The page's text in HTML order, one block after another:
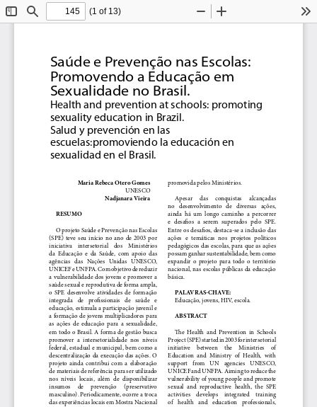
ToggleFind
(1 of 13)
Zoom
Maria Rebeca Otero Gomes
UNESCO
Nadjanara Vieira
RESUMO
O projeto Saúde e Prevenção nas Escolas
(SPE)  teve  seu  início  no  ano  de  2003  por
iniciativa    intersetorial    dos    Ministérios
da  Educação  e  da  Saúde,  com  apoio  das
agências   das   Nações   Unidas   UNESCO,
UNICEF e UNFPA. Com objetivo de reduzir
a vulnerabilidade dos jovens e promover a
saúde sexual e reprodutiva de forma ampla,
o  SPE  desenvolve  atividades  de  formação
integrada   de   pro* ssionais   de   saúde   e
educação, estimula a participação juvenil e
a formação de jovens multiplicadores para
as  ações  de  educação  para  a  sexualidade,
em todo o Brasil. A forma de gestão busca
promover  a  intersetorialidade  nos  níveis
federal, estadual e municipal, bem como a
descentralização da execução das ações. O
projeto  ainda  contribui  com  a  elaboração
de materiais de referência para ser utilizado
nos  níveis  locais,  além  de  disponibilizar
insumos
de prevenção
(preservativo
masculino). Periodicamente, ocorre a troca
das experiências locais em Mostra Nacional
promovida pelos Ministérios.
Apesar     das     conquistas     alcançadas
no   desenvolvimento   de   diversas   ações,
ainda  há  um  longo  caminho  a  percorrer
e  desa* os  a  serem  superados  pelo  SPE.
Entre os desa* os, destaca-se a inclusão das
ações  e  temáticas  nos  projetos  políticos
pedagógicos das escolas, para que as ações
possam ganhar sustentabilidade, bem como
expandir  o  projeto  para  todo  o  território
nacional, nas escolas públicas da educação
básica.
PALAVRAS-CHAVE:
Educação, jovens, HIV, escola.
ABSTRACT
7  e  Health  and  Prevention  in  Schools
Project (SPE) started in 2003 for intersetorial
initiative     between     the     Ministries     of
Education  and  Ministry  of  Health,  with
support   from   UN   agencies   UNESCO,
UNICEF and UNFPA. Aiming to reduce the
vulnerability of young people and promote
sexual  and  reproductive  health,  the  SPE
activities    develops    integrated    training
of   health   and   education   professionals,
Saúde e Prevenção nas Escolas:
Promovendo a Educação em
Sexualidade no Brasil.
Health and prevention at schools: promoting
sexuality education in Brazil.
Salud y prevención en las
escuelas:promoviendo la educación en
sexualidad en el Brasil.